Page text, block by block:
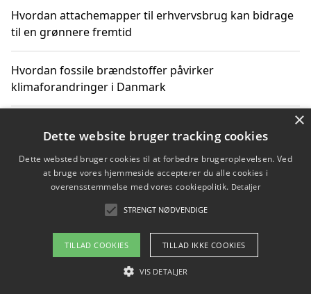
Hvordan attachemapper til erhvervsbrug kan bidrage
til en grønnere fremtid
Hvordan fossile brændstoffer påvirker
klimaforandringer i Danmark
klimaændringer
Hvordan citater om fossile brændstoffer kan ændre
Copyright 2026 - Pilanto Aps
Om / kontakt
×
Dette website bruger tracking cookies
Dette websted bruger cookies til at forbedre brugeroplevelsen. Ved
at bruge vores hjemmeside accepterer du alle cookies i
overensstemmelse med vores cookiepolitik. Detaljer
STRENGT NØDVENDIGE
TILLAD COOKIES TILLAD IKKE COOKIES
VIS DETALJER